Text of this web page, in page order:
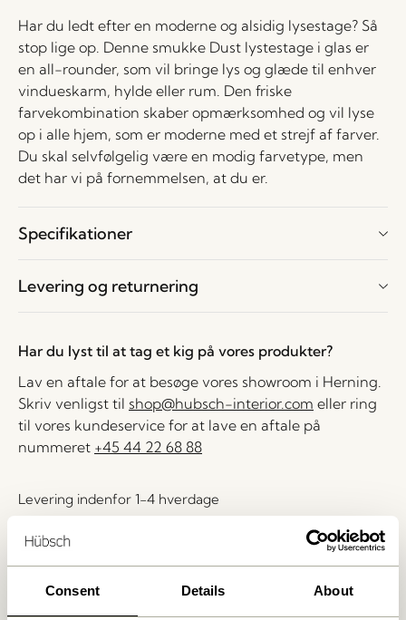
Consent Details About
Har du ledt efter en moderne og alsidig lysestage? Så
stop lige op. Denne smukke Dust lystestage i glas er
en all-rounder, som vil bringe lys og glæde til enhver
vindueskarm, hylde eller rum. Den friske
farvekombination skaber opmærksomhed og vil lyse
op i alle hjem, som er moderne med et strejf af farver.
Du skal selvfølgelig være en modig farvetype, men
det har vi på fornemmelsen, at du er.
Specifikationer
Levering og returnering
Har du lyst til at tag et kig på vores produkter?
Lav en aftale for at besøge vores showroom i Herning.
Skriv venligst til shop@hubsch-interior.com eller ring
til vores kundeservice for at lave en aftale på
nummeret +45 44 22 68 88
Levering indenfor 1-4 hverdage
Fri fragt over